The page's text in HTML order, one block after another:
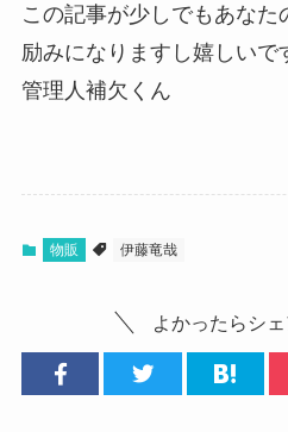
この記事が少しでもあなた
励みになりますし嬉しいで
管理人補欠くん
物販 伊藤竜哉
よかったらシェ